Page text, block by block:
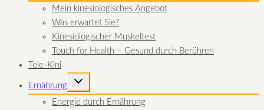
Mein kinesiologisches Angebot
Was erwartet Sie?
Kinesiologischer Muskeltest
Touch for Health – Gesund durch Berühren
Tele-Kini
Ernährung
UNTERMENÜ
UMSCHALTEN
Energie durch Ernährung